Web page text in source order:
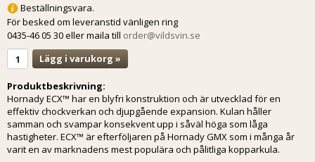
Beställningsvara.
För besked om leveranstid vänligen ring
0435-46 05 30 eller maila till order@vildsvin.se
Lägg i varukorg »
Produktbeskrivning:
Hornady ECX™ har en blyfri konstruktion och är utvecklad för en
effektiv chockverkan och djupgående expansion. Kulan håller
samman och svampar konsekvent upp i såväl höga som låga
hastigheter. ECX™ är efterföljaren på Hornady GMX som i många år
varit en av marknadens mest populära och pålitliga kopparkula.